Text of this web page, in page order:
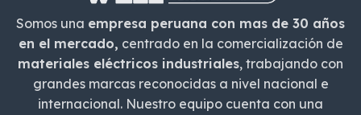
Somos una empresa peruana con mas de 30 años
en el mercado, centrado en la comercialización de
materiales eléctricos industriales, trabajando con
grandes marcas reconocidas a nivel nacional e
internacional. Nuestro equipo cuenta con una